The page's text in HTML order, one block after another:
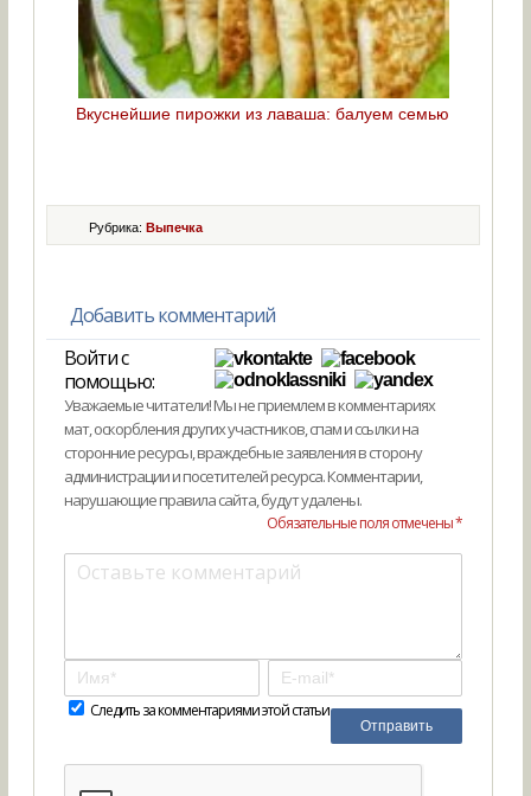
Вкуснейшие пирожки из лаваша: балуем семью
Рубрика:Выпечка
Добавить комментарий
Войти с
помощью:
Уважаемые читатели! Мы не приемлем в комментариях
мат, оскорбления других участников, спам и ссылки на
сторонние ресурсы, враждебные заявления в сторону
администрации и посетителей ресурса. Комментарии,
нарушающие правила сайта, будут удалены.
Обязательные поля отмечены *
Следить за комментариями этой статьи